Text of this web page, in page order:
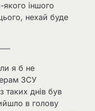
іншого
нехай буде
я б не
ЗСУ
таких днів був
в голову